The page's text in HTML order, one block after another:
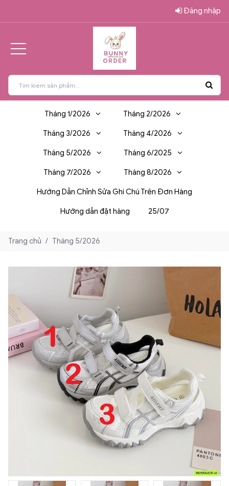
Đăng nhập
Tháng 1/2026 Tháng 2/2026
Tháng 3/2026 Tháng 4/2026
Tháng 5/2026 Tháng 6/2025
Tháng 7/2026 Tháng 8/2026
Hướng Dẫn Chỉnh Sửa Ghi Chú Trên Đơn Hàng
Hướng dẫn đặt hàng 25/07
Trang chủ / Tháng 5/2026